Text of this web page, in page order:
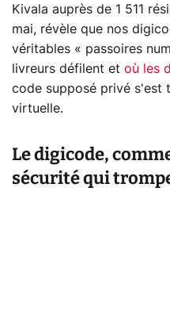
Kivala auprès de 1 511
mai, révèle que nos
véritables « passoires
livreurs défilent et où les
code supposé privé s'est
virtuelle.
Le digicode,
sécurité qui